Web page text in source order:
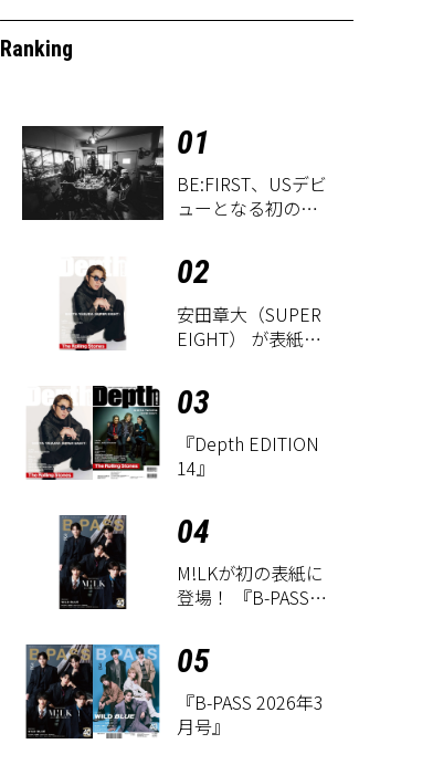
Ranking
01
BE:FIRST、USデビ
ューとなる初のグ
EP『WATCH ME』
が9月18日にリリー
ス決定！
02
安田章大（SUPER
EIGHT） が表紙に
EDITION 14』が8
月18日に発売
03
『Depth EDITION
14』
04
M!LKが初の表紙に
登場！ 『B-PASS
月27日に発売
05
『B-PASS 2026年3
月号』